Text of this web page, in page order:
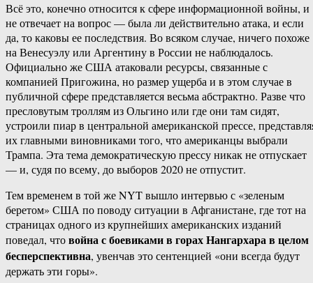
Всё это, конечно относится к сфере информационной войны, и
не отвечает на вопрос — была ли действительно атака, и если
да, то каковы ее последствия. Во всяком случае, ничего похоже
на Венесуэлу или Аргентину в России не наблюдалось.
Официально же США атаковали ресурсы, связанные с
компанией Пригожина, но размер ущерба и в этом случае в
публичной сфере представляется весьма абстрактно. Разве что
пресловутым троллям из Ольгино или где они там сидят,
устроили пиар в центральной американской прессе,
их главными виновниками того, что американцы выбрали
Трампа. Эта тема демократическую прессу никак не отпускает
— и, судя по всему, до выборов 2020 не отпустит.
Тем временем в той же NYT вышло интервью с «зеленым
беретом» США по поводу ситуации в Афганистане, где тот на
страницах одного из крупнейших американских изданий
поведал, чтовойна с боевиками в горах Нангархара в целом
бесперспективна, увенчав это сентенцией «они всегда будут
держать эти горы».